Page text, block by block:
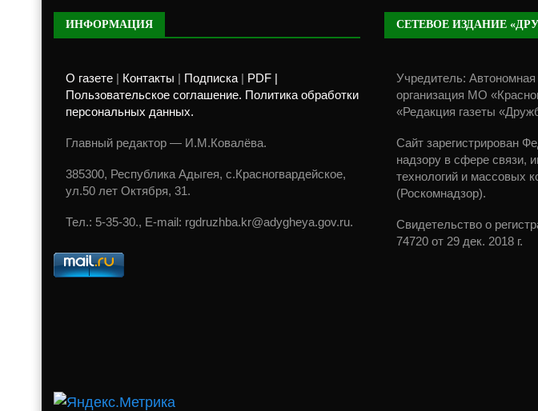
ИНФОРМАЦИЯ
О газете Контакты Подписка
PDF |
Пользовательское соглашение. Политика обработки
персональных данных.
Главный редактор — И.М.Ковалёва.
385300, Республика Адыгея, с.Красногвардейское,
ул.50 лет Октября, 31.
Тел.: 5-35-30., E-mail: rgdruzhba.kr@adygheya.gov.ru.
СЕТЕВОЕ ИЗДАНИЕ
Учредитель:
организация МО
«Редакция газеты
Сайт зарегистрирован
надзору в сфере связи,
технологий и массовых
(Роскомнадзор).
Свидетельство о
74720 от 29 дек. 2018 г.